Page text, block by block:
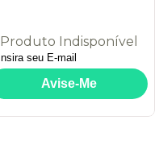
Produto Indisponível